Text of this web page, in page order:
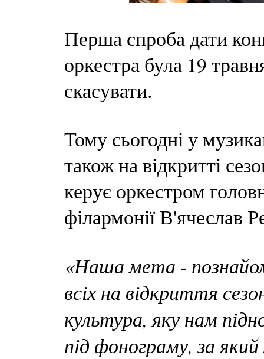
Перша спроба дати
оркестра була 19
скасувати.
Тому сьогодні у
також на відкритті
керує оркестром
філармонії В'ячеслав
«Наша мета -
всіх на відкриття
культура, яку нам
під фонограму, за